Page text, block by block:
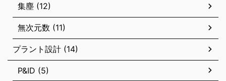
集塵 (12)
無次元数 (11)
プラント設計 (14)
P&ID (5)